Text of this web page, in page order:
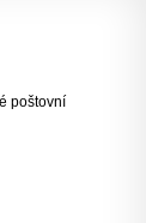
poštovní